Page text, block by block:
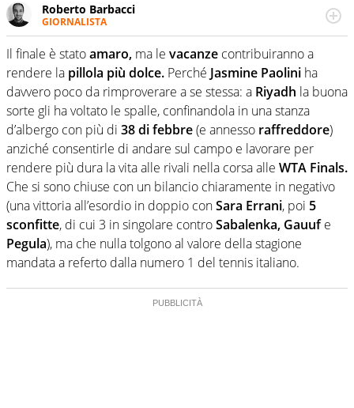
Roberto Barbacci
GIORNALISTA
Giornalista (pubblicista) sportivo a tutto campo, è il
tuttologo di Virgilio Sport. Provate a chiedergli di boxe, di
scherma, di volley o di curling: ve ne farà innamorare
Il finale è statoamaro, ma le vacanze contribuiranno a
rendere la pillola più dolce. Perché Jasmine Paolini ha
davvero poco da rimproverare a se stessa: a Riyadh la buona
sorte gli ha voltato le spalle, confinandola in una stanza
d’albergo con più di 38 di febbre(e annesso raffreddore)
anziché consentirle di andare sul campo e lavorare per
rendere più dura la vita alle rivali nella corsa alle WTA Finals.
Che si sono chiuse con un bilancio chiaramente in negativo
(una vittoria all’esordio in doppio conSara Errani, poi 5
sconfitte, di cui 3 in singolare controSabalenka, Gauufe
Pegula), ma che nulla tolgono al valore della stagione
mandata a referto dalla numero 1 del tennis italiano.